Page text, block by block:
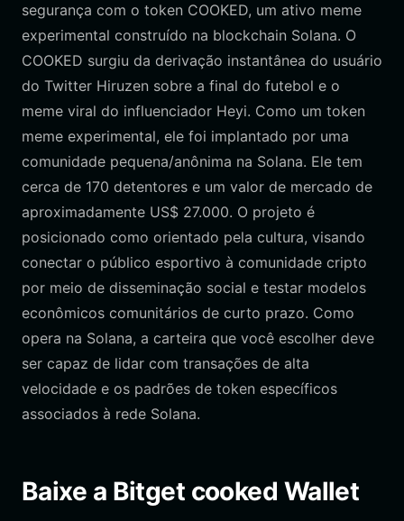
segurança com o token COOKED, um ativo meme
experimental construído na blockchain Solana. O
COOKED surgiu da derivação instantânea do usuário
do Twitter Hiruzen sobre a final do futebol e o
meme viral do influenciador Heyi. Como um token
meme experimental, ele foi implantado por uma
comunidade pequena/anônima na Solana. Ele tem
cerca de 170 detentores e um valor de mercado de
aproximadamente US$ 27.000. O projeto é
posicionado como orientado pela cultura, visando
conectar o público esportivo à comunidade cripto
por meio de disseminação social e testar modelos
econômicos comunitários de curto prazo. Como
opera na Solana, a carteira que você escolher deve
ser capaz de lidar com transações de alta
velocidade e os padrões de token específicos
associados à rede Solana.
Baixe a Bitget cooked Wallet